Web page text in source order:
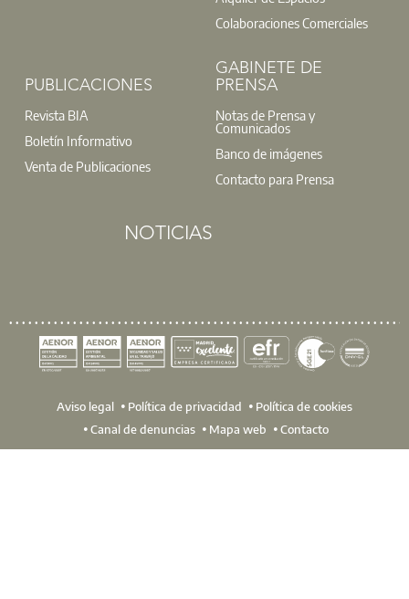
Colaboraciones Comerciales
PUBLICACIONES
Revista BIA
Boletín Informativo
Venta de Publicaciones
GABINETE DE
PRENSA
Notas de Prensa y
Comunicados
Banco de imágenes
Contacto para Prensa
NOTICIAS
Aviso legal Política de privacidad
Política de cookies
Canal de denuncias
Mapa web Contacto